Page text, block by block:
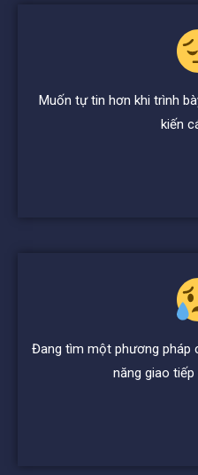
Muốn tự tin hơn khi trình
kiến
Đang tìm một phương pháp
năng giao tiếp